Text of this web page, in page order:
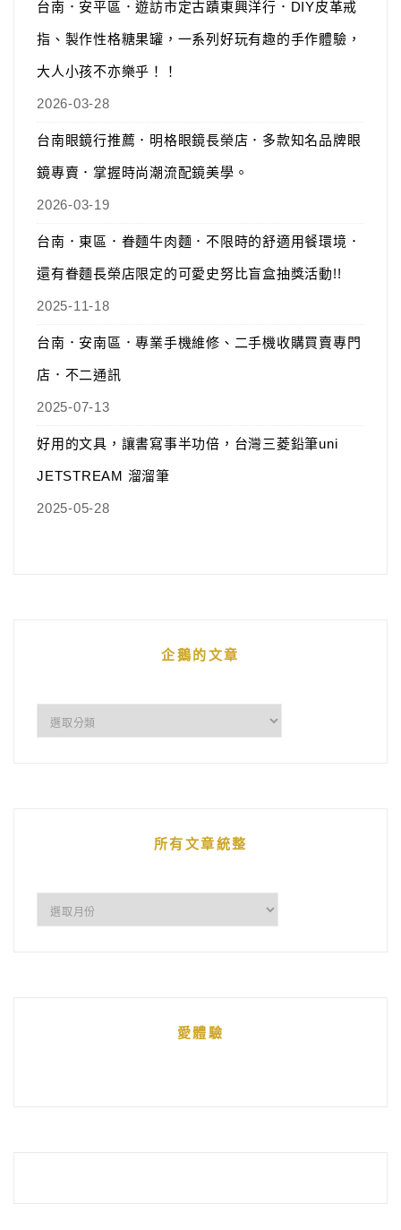
台南．安平區．遊訪市定古蹟東興洋行．DIY皮革戒
指、製作性格糖果罐，一系列好玩有趣的手作體驗，
大人小孩不亦樂乎！！
2026-03-28
台南眼鏡行推薦．明格眼鏡長榮店．多款知名品牌眼
鏡專賣．掌握時尚潮流配鏡美學。
2026-03-19
台南．東區．眷麵牛肉麵．不限時的舒適用餐環境．
還有眷麵長榮店限定的可愛史努比盲盒抽獎活動!!
2025-11-18
台南．安南區．專業手機維修、二手機收購買賣專門
店．不二通訊
2025-07-13
好用的文具，讓書寫事半功倍，台灣三菱鉛筆uni
JETSTREAM 溜溜筆
2025-05-28
企鵝的文章
所有文章統整
愛體驗